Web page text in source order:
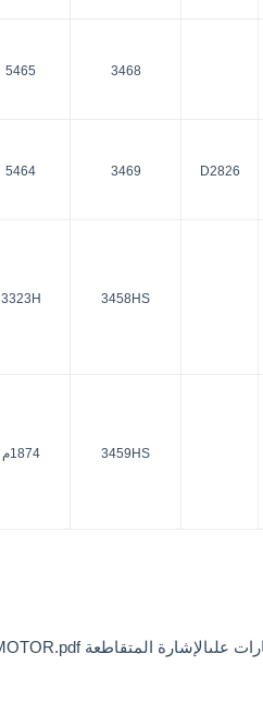
3468
5465
D2826
3469
5464
3458HS
3323H
3459HS 1874م
علىالإشارة المتقاطعة TRUSTEC MOTOR.pdf